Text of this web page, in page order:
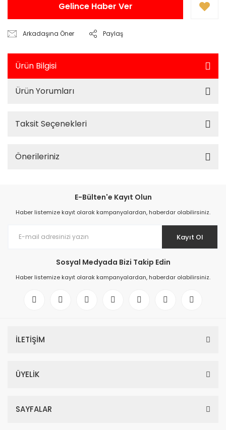
Gelince Haber Ver
Arkadaşına Öner Paylaş
Ürün Bilgisi
Ürün Yorumları
Taksit Seçenekleri
Önerileriniz
E-Bülten'e Kayıt Olun
Haber listemize kayıt olarak kampanyalardan, haberdar olabilirsiniz.
Kayıt Ol
Sosyal Medyada Bizi Takip Edin
Haber listemize kayıt olarak kampanyalardan, haberdar olabilirsiniz.
İLETİŞİM
ÜYELİK
SAYFALAR